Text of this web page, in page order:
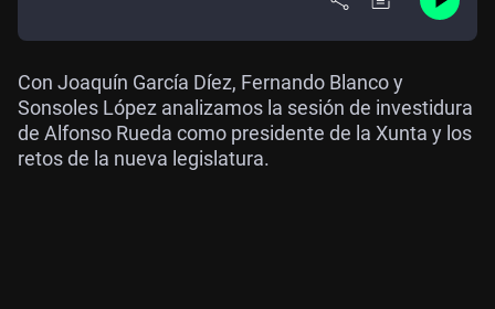
Con Joaquín García Díez, Fernando Blanco y
Sonsoles López analizamos la sesión de investidura
de Alfonso Rueda como presidente de la Xunta y los
retos de la nueva legislatura.